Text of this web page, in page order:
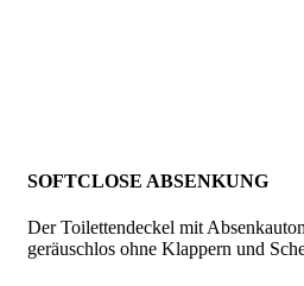
SOFTCLOSE ABSENKUNG
Der Toilettendeckel mit
geräuschlos ohne Klappern und